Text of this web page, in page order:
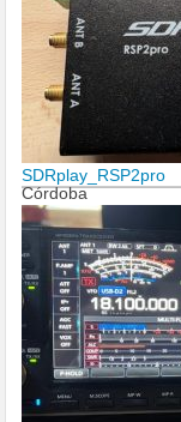
SDRplay_RSP2pro
Córdoba